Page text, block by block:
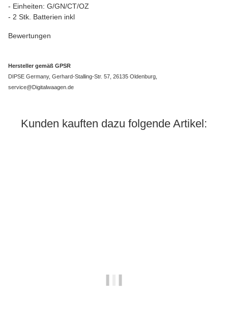
- Einheiten: G/GN/CT/OZ
- 2 Stk. Batterien inkl
Bewertungen
Hersteller gemäß GPSR
DIPSE Germany, Gerhard-Stalling-Str. 57, 26135 Oldenburg,
service@Digitalwaagen.de
Kunden kauften dazu folgende Artikel: